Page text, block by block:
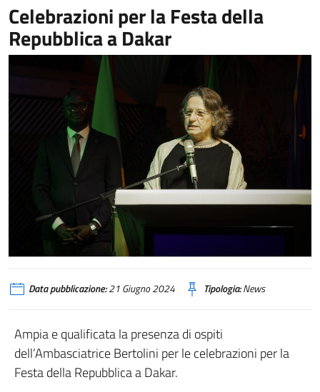
Celebrazioni per la Festa della
Repubblica a Dakar
Data pubblicazione:21 Giugno 2024 Tipologia:News
Ampia e qualificata la presenza di ospiti
dell’Ambasciatrice Bertolini per le celebrazioni per la
Festa della Repubblica a Dakar.